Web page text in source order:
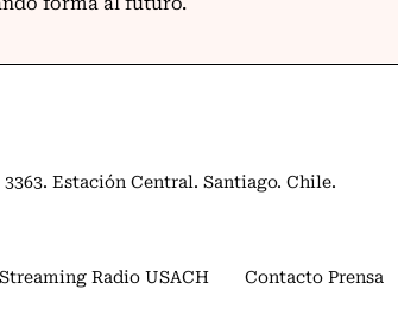
Estación Central. Santiago. Chile.
Streaming Radio USACH Contacto Prensa